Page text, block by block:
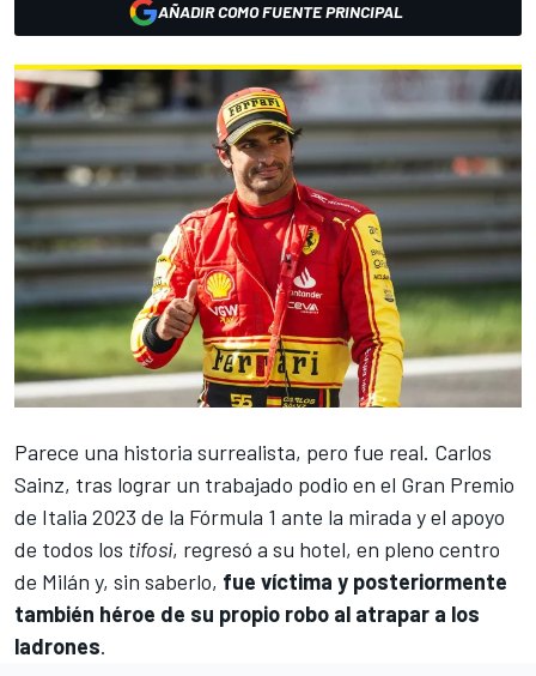
AÑADIR COMO FUENTE PRINCIPAL
Parece una historia surrealista, pero fue real. Carlos
Sainz, tras lograr un trabajado podio en el Gran Premio
de Italia 2023 de la Fórmula 1 ante la mirada y el apoyo
de todos los tifosi, regresó a su hotel, en pleno centro
de Milán y, sin saberlo, fue víctima y posteriormente
también héroe de su propio robo al atrapar a los
ladrones.